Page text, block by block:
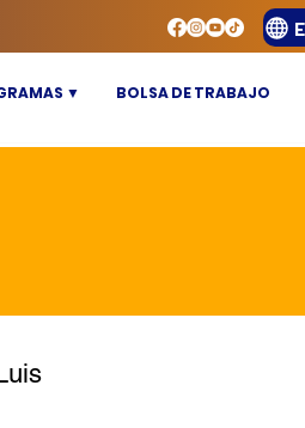
▼ BOLSA DE TRABAJO